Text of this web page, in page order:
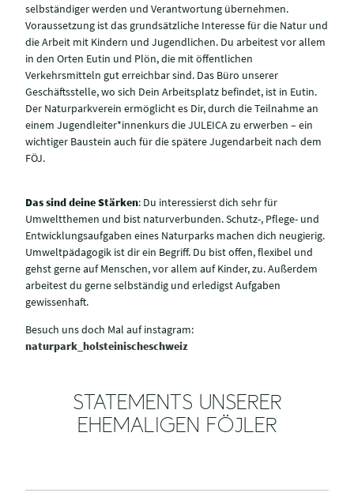
selbständiger werden und Verantwortung übernehmen.
Voraussetzung ist das grundsätzliche Interesse für die Natur und
die Arbeit mit Kindern und Jugendlichen. Du arbeitest vor allem
in den Orten Eutin und Plön, die mit öffentlichen
Verkehrsmitteln gut erreichbar sind. Das Büro unserer
Geschäftsstelle, wo sich Dein Arbeitsplatz befindet, ist in Eutin.
Der Naturparkverein ermöglicht es Dir, durch die Teilnahme an
einem Jugendleiter*innenkurs die JULEICA zu erwerben – ein
wichtiger Baustein auch für die spätere Jugendarbeit nach dem
FÖJ.
Das sind deine Stärken: Du interessierst dich sehr für
Umweltthemen und bist naturverbunden. Schutz-, Pflege- und
Entwicklungsaufgaben eines Naturparks machen dich neugierig.
Umweltpädagogik ist dir ein Begriff. Du bist offen, flexibel und
gehst gerne auf Menschen, vor allem auf Kinder, zu. Außerdem
arbeitest du gerne selbständig und erledigst Aufgaben
gewissenhaft.
Besuch uns doch Mal auf instagram:
naturpark_holsteinischeschweiz
STATEMENTS UNSERER
EHEMALIGEN FÖJLER